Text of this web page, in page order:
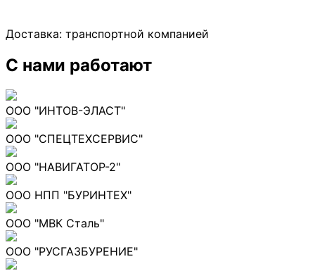
Доставка: транспортной компанией
С нами работают
ООО "ИНТОВ-ЭЛАСТ"
ООО "СПЕЦТЕХСЕРВИС"
ООО "НАВИГАТОР-2"
ООО НПП "БУРИНТЕХ"
ООО "МВК Сталь"
ООО "РУСГАЗБУРЕНИЕ"